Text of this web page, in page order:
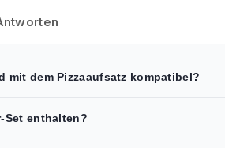
mit dem Pizzaaufsatz kompatibel?
Set enthalten?